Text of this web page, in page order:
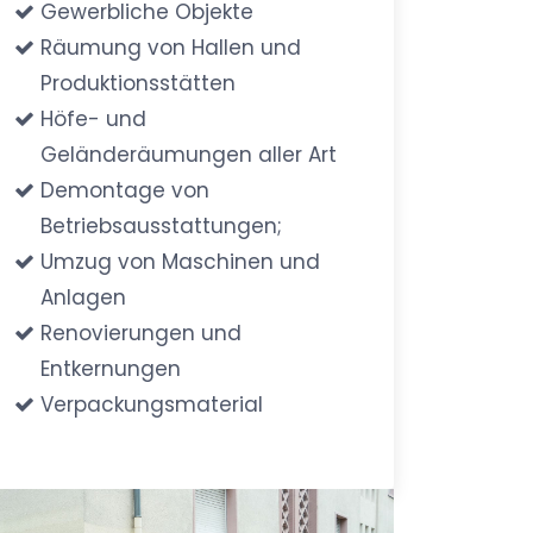
Gewerbliche Objekte
Räumung von Hallen und
Produktionsstätten
Höfe- und
Geländeräumungen aller Art
Demontage von
Betriebsausstattungen;
Umzug von Maschinen und
Anlagen
Renovierungen und
Entkernungen
Verpackungsmaterial